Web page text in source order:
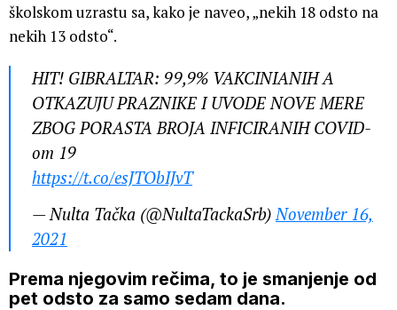
školskom uzrastu sa, kako je naveo, „nekih 18 odsto na
nekih 13 odsto“.
HIT! GIBRALTAR: 99,9% VAKCINIANIH A
OTKAZUJU PRAZNIKE I UVODE NOVE MERE
ZBOG PORASTA BROJA INFICIRANIH COVID-
om 19
https://t.co/esJTObIJvT
— Nulta Tačka (@NultaTackaSrb)November 16,
2021
Prema njegovim rečima, to je smanjenje od
pet odsto za samo sedam dana.